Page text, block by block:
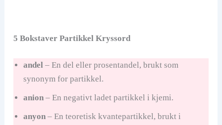
5 Bokstaver Partikkel Kryssord
andel– En del eller prosentandel, brukt som
synonym for partikkel.
anion– En negativt ladet partikkel i kjemi.
anyon– En teoretisk kvantepartikkel, brukt i